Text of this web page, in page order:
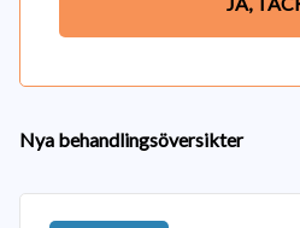
Nya behandlingsöversikter